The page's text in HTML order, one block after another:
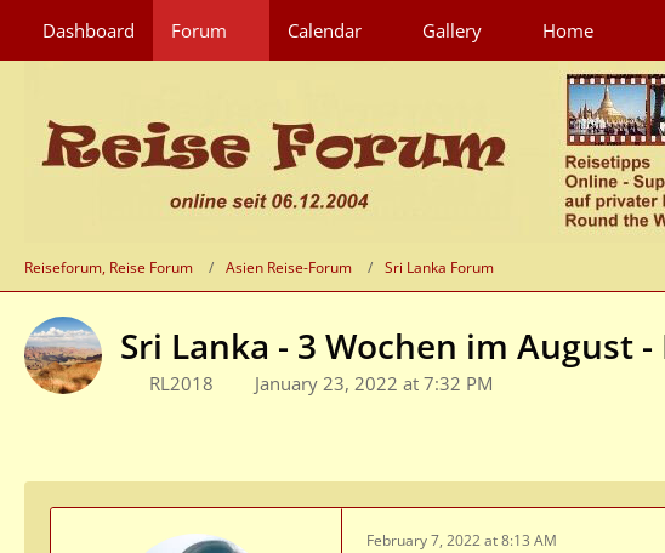
Dashboard Forum Calendar Gallery Home
Reiseforum, Reise Forum Asien Reise-Forum Sri Lanka Forum
Sri Lanka - 3 Wochen im August
RL2018 January 23, 2022 at 7:32 PM
February 7, 2022 at 8:13 AM